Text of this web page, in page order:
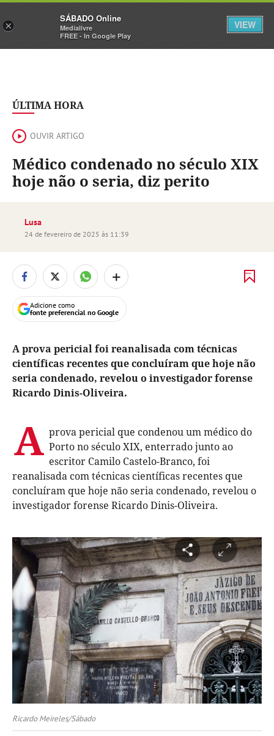
Sábado Assine Iniciar Sessão
ÚLTIMA HORA
OUVIR ARTIGO
Médico condenado no século XIX
hoje não o seria, diz perito
Lusa
24 de fevereiro de 2025 às 11:39
+
Adicione como
fonte preferencial no Google
A prova pericial foi reanalisada com técnicas
científicas recentes que concluíram que hoje não
seria condenado, revelou o investigador forense
Ricardo Dinis-Oliveira.
A prova pericial que condenou um médico do
Porto no século XIX, enterrado junto ao
escritor Camilo Castelo-Branco, foi
reanalisada com técnicas científicas recentes que
concluíram que hoje não seria condenado, revelou o
investigador forense Ricardo Dinis-Oliveira.
Ricardo Meireles/Sábado
×
SÁBADO Online
Medialivre
FREE - In Google Play
VIEW